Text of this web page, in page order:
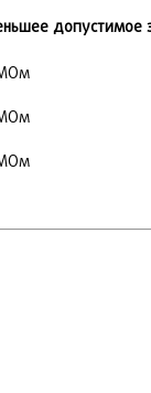
допустимое